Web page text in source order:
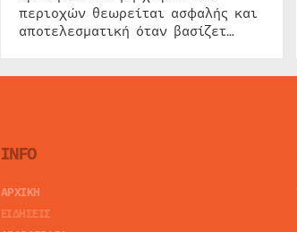
περιοχών θεωρείται ασφαλής και
αποτελεσματική όταν βασίζετ…
INFO
ΑΡΧΙΚΗ
ΕΙΔΗΣΕΙΣ